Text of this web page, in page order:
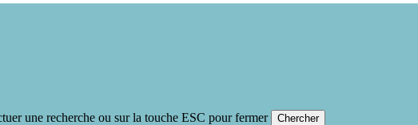
une recherche ou sur la touche ESC pour fermer Chercher